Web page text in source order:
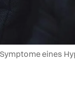
eines